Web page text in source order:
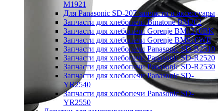
M1921
Для Panasonic SD-207 запчасти и аксессуары
Запчасти для хлебопечи Binatone BM202
Запчасти для хлебопечи Gorenje BM1210BK
Запчасти для хлебопечи Gorenje BM910WII
Запчасти для хлебопечи Panasonic SD-B2510
Запчасти для хлебопечи Panasonic SD-R2520
Запчасти для хлебопечи Panasonic SD-R2530
Запчасти для хлебопечи Panasonic SD-
YR2540
Запчасти для хлебопечи Panasonic SD-
YR2550